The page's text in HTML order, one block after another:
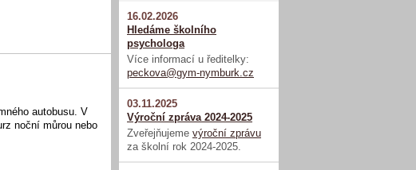
autobusu. V
noční můrou nebo
16.02.2026
Hledáme školního
psychologa
Více informací u ředitelky:
peckova@gym-nymburk.cz
03.11.2025
Výroční zpráva 2024-2025
Zveřejňujeme výroční zprávu
za školní rok 2024-2025.